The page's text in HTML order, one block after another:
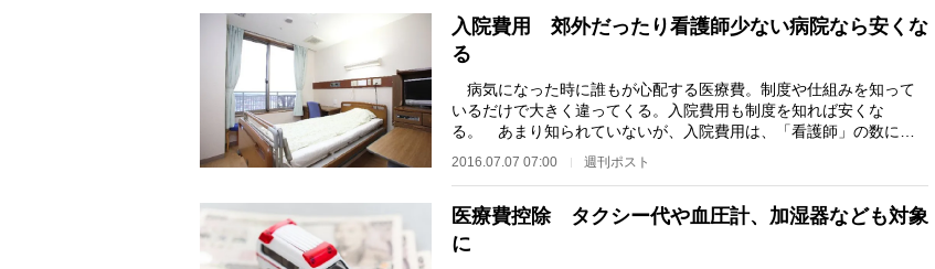
入院費用 郊外だったり看護師少ない病院なら安くな
る
病気になった時に誰もが心配する医療費。制度や仕組みを知って
いるだけで大きく違ってくる。入院費用も制度を知れば安くな
る。 あまり知られていないが、入院費用は、「看護師」の数によ
って大きく変わる。日本…
2016.07.07 07:00 週刊ポスト
医療費控除 タクシー代や血圧計、加湿器なども対象
に